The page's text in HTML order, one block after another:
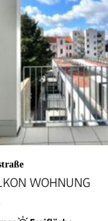
WOHNUNG